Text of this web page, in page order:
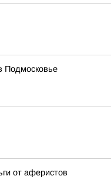
Подмосковье
от аферистов